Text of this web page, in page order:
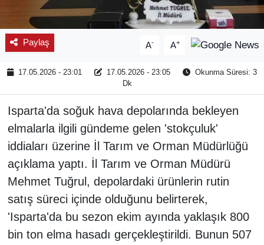
Paylaş A- A+
17.05.2026 - 23:01 17.05.2026 - 23:05
Okunma Süresi: 3
Dk
Isparta'da soğuk hava depolarında bekleyen
elmalarla ilgili gündeme gelen 'stokçuluk'
iddiaları üzerine İl Tarım ve Orman Müdürlüğü
açıklama yaptı. İl Tarım ve Orman Müdürü
Mehmet Tuğrul, depolardaki ürünlerin rutin
satış süreci içinde olduğunu belirterek,
'Isparta'da bu sezon ekim ayında yaklaşık 800
bin ton elma hasadı gerçekleştirildi. Bunun 507